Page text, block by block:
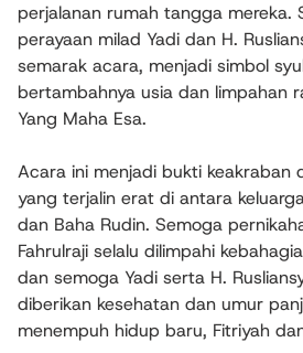
perjalanan rumah tangga mereka.
perayaan milad Yadi dan H.
semarak acara, menjadi simbol
bertambahnya usia dan limpahan
Yang Maha Esa.
Acara ini menjadi bukti keakraban
yang terjalin erat di antara
dan Baha Rudin. Semoga
Fahrulraji selalu dilimpahi
dan semoga Yadi serta H.
diberikan kesehatan dan umur
menempuh hidup baru, Fitriyah